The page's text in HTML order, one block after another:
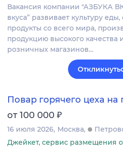
Вакансия компании "АЗБУКА
вкуса” развивает культуру
продукты со всего мира,
продукцию высокого качества
розничных магазинов…
Повар горячего цеха на
от 100 000 ₽
16 июля 2026 Москва
Джейкет, сервис размещения